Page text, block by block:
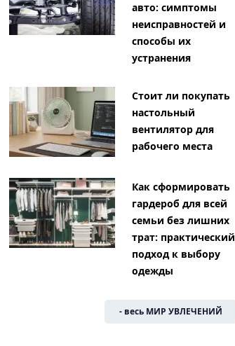
авто: симптомы
неисправностей и
способы их
устранения
Стоит ли покупать
настольный
вентилятор для
рабочего места
Как сформировать
гардероб для всей
семьи без лишних
трат: практический
подход к выбору
одежды
- весь МИР УВЛЕЧЕНИЙ